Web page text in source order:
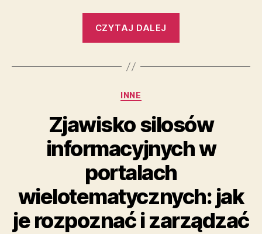
CZYTAJ DALEJ
procesie
Efektywność
czy
pułapka?”
Kategorie
INNE
Zjawisko silosów
informacyjnych w
portalach
wielotematycznych: jak
je rozpoznać i zarządzać